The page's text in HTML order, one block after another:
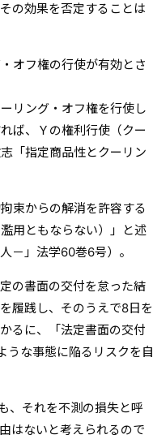
の効果を否定することは
オフ権の行使が有効とさ
リング・オフ権を行使し
ば、Ｙの権利行使（クー
「指定商品性とクーリン
束からの解消を許容する
用ともならない）」と述
－」法学60巻6号）。
の書面の交付を怠った結
履践し、そのうえで8日を
るに、「法定書面の交付
うな事態に陥るリスクを自
、それを不測の損失と呼
はないと考えられるので